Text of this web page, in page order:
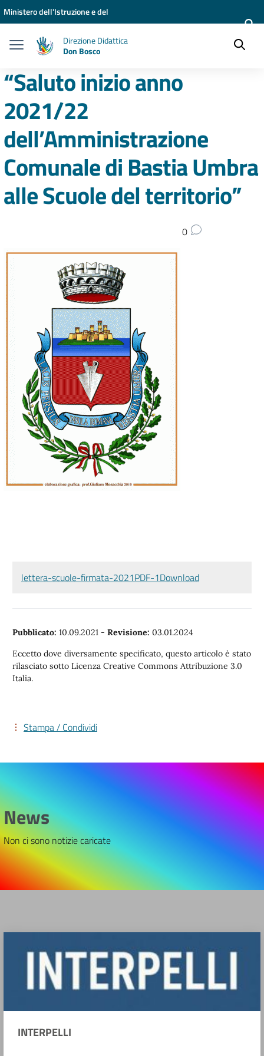
Vai ai contenuti
Vai al menu di navigazione
Vai al footer
Ministero dell'Istruzione e del
Direzione Didattica
Don Bosco
“Saluto inizio anno
2021/22
dell’Amministrazione
Comunale di Bastia Umbra
alle Scuole del territorio”
0
lettera-scuole-firmata-2021PDF-1Download
Pubblicato: 10.09.2021 - Revisione: 03.01.2024
Eccetto dove diversamente specificato, questo articolo è stato
rilasciato sotto Licenza Creative Commons Attribuzione 3.0
Italia.
Stampa / Condividi
News
Non ci sono notizie caricate
INTERPELLI